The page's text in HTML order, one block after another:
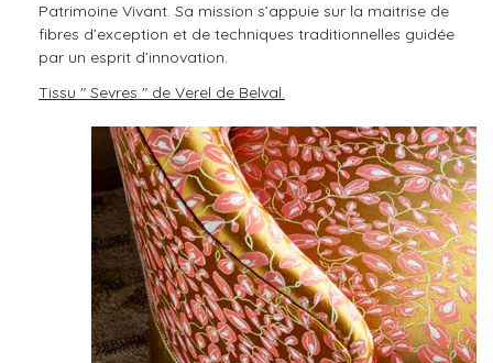
Patrimoine Vivant. Sa mission s’appuie sur la maitrise de
fibres d’exception et de techniques traditionnelles guidée
par un esprit d’innovation.
Tissu " Sevres " de Verel de Belval.